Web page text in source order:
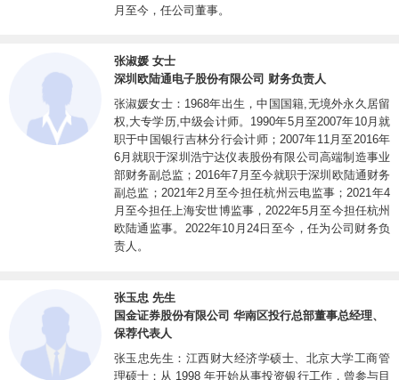
月至今，任公司董事。
张淑媛 女士
深圳欧陆通电子股份有限公司 财务负责人
张淑媛女士：1968年出生，中国国籍,无境外永久居留
权,大专学历,中级会计师。1990年5月至2007年10月就
职于中国银行吉林分行会计师；2007年11月至2016年
6月就职于深圳浩宁达仪表股份有限公司高端制造事业
部财务副总监；2016年7月至今就职于深圳欧陆通财务
副总监；2021年2月至今担任杭州云电监事；2021年4
月至今担任上海安世博监事，2022年5月至今担任杭州
欧陆通监事。2022年10月24日至今，任为公司财务负
责人。
张玉忠 先生
国金证券股份有限公司 华南区投行总部董事总经理、
保荐代表人
张玉忠先生：江西财大经济学硕士、北京大学工商管
理硕士；从 1998 年开始从事投资银行工作，曾参与目